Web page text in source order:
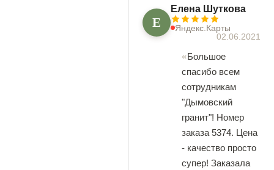
Е
Елена Шуткова
Яндекс.Карты
02.06.2021
Большое
спасибо всем
сотрудникам
"Дымовский
гранит"! Номер
заказа 5374. Цена
- качество просто
супер! Заказала